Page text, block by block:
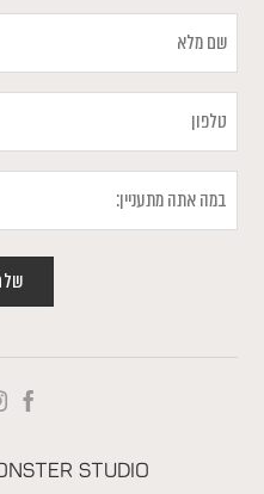
שם
מלא
טלפון
במה
אתה
Studio